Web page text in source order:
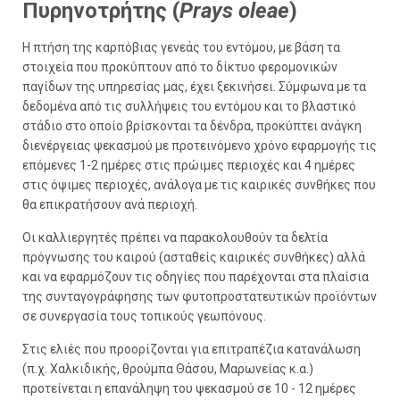
Πυρηνοτρήτης (Prays oleae)
Η πτήση της καρπόβιας γενεάς του εντόμου, με βάση τα
στοιχεία που προκύπτουν από το δίκτυο φερομονικών
παγίδων της υπηρεσίας μας, έχει ξεκινήσει. Σύμφωνα με τα
δεδομένα από τις συλλήψεις του εντόμου και το βλαστικό
στάδιο στο οποίο βρίσκονται τα δένδρα, προκύπτει ανάγκη
διενέργειας ψεκασμού με προτεινόμενο χρόνο εφαρμογής τις
επόμενες 1-2 ημέρες στις πρώιμες περιοχές και 4 ημέρες
στις όψιμες περιοχές, ανάλογα με τις καιρικές συνθήκες που
θα επικρατήσουν ανά περιοχή.
Οι καλλιεργητές πρέπει να παρακολουθούν τα δελτία
πρόγνωσης του καιρού (ασταθείς καιρικές συνθήκες) αλλά
και να εφαρμόζουν τις οδηγίες που παρέχονται στα πλαίσια
της συνταγογράφησης των φυτοπροστατευτικών προϊόντων
σε συνεργασία τους τοπικούς γεωπόνους.
Στις ελιές που προορίζονται για επιτραπέζια κατανάλωση
(π.χ. Χαλκιδικής, θρούμπα Θάσου, Μαρωνείας κ.α.)
προτείνεται η επανάληψη του ψεκασμού σε 10 - 12 ημέρες